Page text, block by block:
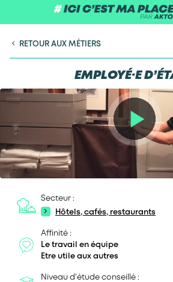
RETOUR AUX MÉTIERS
EMPLOYÉ·E
Secteur :
Hôtels, cafés, restaurants
Affinité :
Le travail en équipe
Etre utile aux autres
Niveau d'étude conseillé :